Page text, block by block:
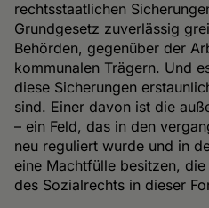
rechtsstaatlichen
Grundgesetz zuverlässig
Behörden, gegenüber der
kommunalen Trägern. Und
diese Sicherungen
sind. Einer davon ist die
– ein Feld, das in den
neu reguliert wurde und in
eine Machtfülle besitzen,
des Sozialrechts in dieser